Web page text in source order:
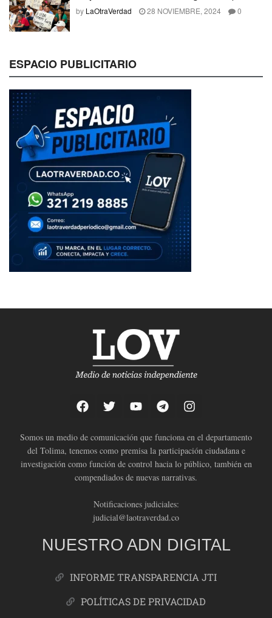
by LaOtraVerdad 28 NOVIEMBRE, 2024 0
ESPACIO PUBLICITARIO
Somos un medio de comunicación que funciona en el departamento
del Tolima, tenemos como premisa la participación ciudadana e
investigación como función de control hacia lo público, también en
compendiados de nuevas narrativas.
Notificaciones judiciales:
judicial@laotraverdad.co
NUESTRO ADN DIGITAL
INFORME TRANSPARENCIA JTI
POLÍTICAS DE PRIVACIDAD